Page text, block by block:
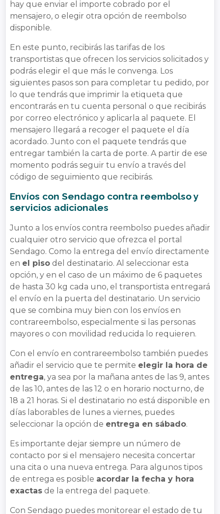
hay que enviar el importe cobrado por el
mensajero, o elegir otra opción de reembolso
disponible.
En este punto, recibirás las tarifas de los
transportistas que ofrecen los servicios solicitados y
podrás elegir el que más le convenga. Los
siguientes pasos son para completar tu pedido, por
lo que tendrás que imprimir la etiqueta que
encontrarás en tu cuenta personal o que recibirás
por correo electrónico y aplicarla al paquete. El
mensajero llegará a recoger el paquete el día
acordado. Junto con el paquete tendrás que
entregar también la carta de porte. A partir de ese
momento podrás seguir tu envío a través del
código de seguimiento que recibirás.
Envíos con Sendago contra reembolso y
servicios adicionales
Junto a los envíos contra reembolso puedes añadir
cualquier otro servicio que ofrezca el portal
Sendago. Como la entrega del envío directamente
en el piso del destinatario. Al seleccionar esta
opción, y en el caso de un máximo de 6 paquetes
de hasta 30 kg cada uno, el transportista entregará
el envío en la puerta del destinatario. Un servicio
que se combina muy bien con los envíos en
contrareembolso, especialmente si las personas
mayores o con movilidad reducida lo requieren.
Con el envío en contrareembolso también puedes
añadir el servicio que te permite elegir la hora de
entrega, ya sea por la mañana antes de las 9, antes
de las 10, antes de las 12 o en horario nocturno, de
18 a 21 horas. Si el destinatario no está disponible en
días laborables de lunes a viernes, puedes
seleccionar la opción de entrega en sábado.
Es importante dejar siempre un número de
contacto por si el mensajero necesita concertar
una cita o una nueva entrega. Para algunos tipos
de entrega es posible acordar la fecha y hora
exactas de la entrega del paquete.
Con Sendago puedes monitorear el estado de tu